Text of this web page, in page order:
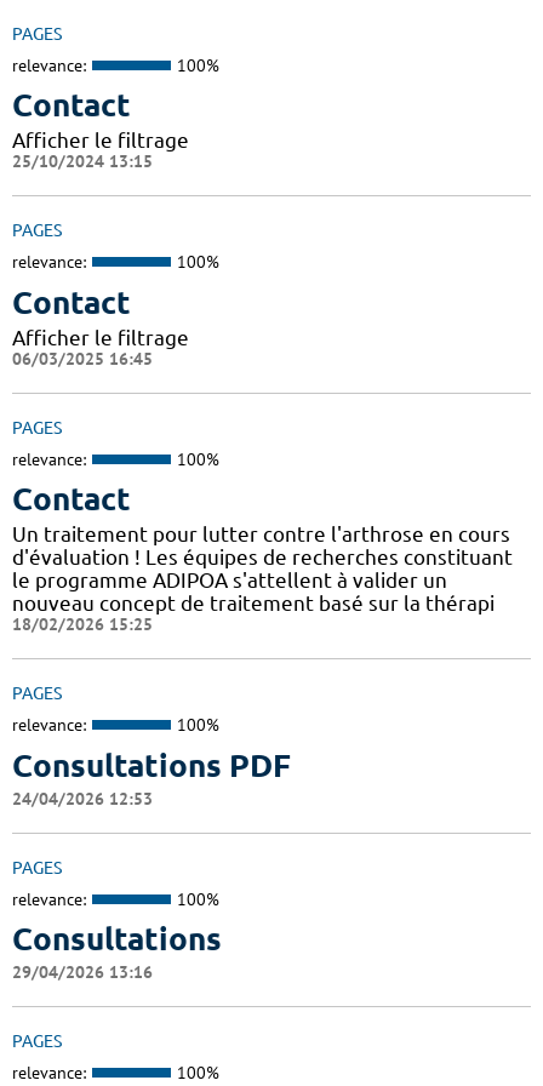
PAGES
relevance: 100%
Contact
Afficher le filtrage
25/10/2024 13:15
PAGES
relevance: 100%
Contact
Afficher le filtrage
06/03/2025 16:45
PAGES
relevance: 100%
Contact
Un traitement pour lutter contre l'arthrose en cours
d'évaluation ! Les équipes de recherches constituant
le programme ADIPOA s'attellent à valider un
nouveau concept de traitement basé sur la thérapi
18/02/2026 15:25
PAGES
relevance: 100%
Consultations PDF
24/04/2026 12:53
PAGES
relevance: 100%
Consultations
29/04/2026 13:16
PAGES
relevance: 100%